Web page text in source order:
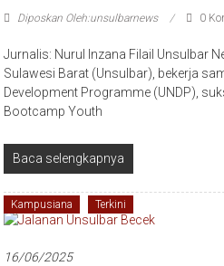
Diposkan Oleh:unsulbarnews 0
Jurnalis: Nurul Inzana Filail Unsulbar
Sulawesi Barat (Unsulbar), bekerja
Development Programme (UNDP),
Bootcamp Youth
Baca selengkapnya
Kampusiana Terkini
16/06/2025